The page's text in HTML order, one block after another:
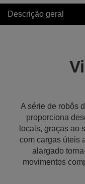
Descrição geral
A série de robôs
proporciona
locais, graças ao
com cargas úteis
alargado
movimentos